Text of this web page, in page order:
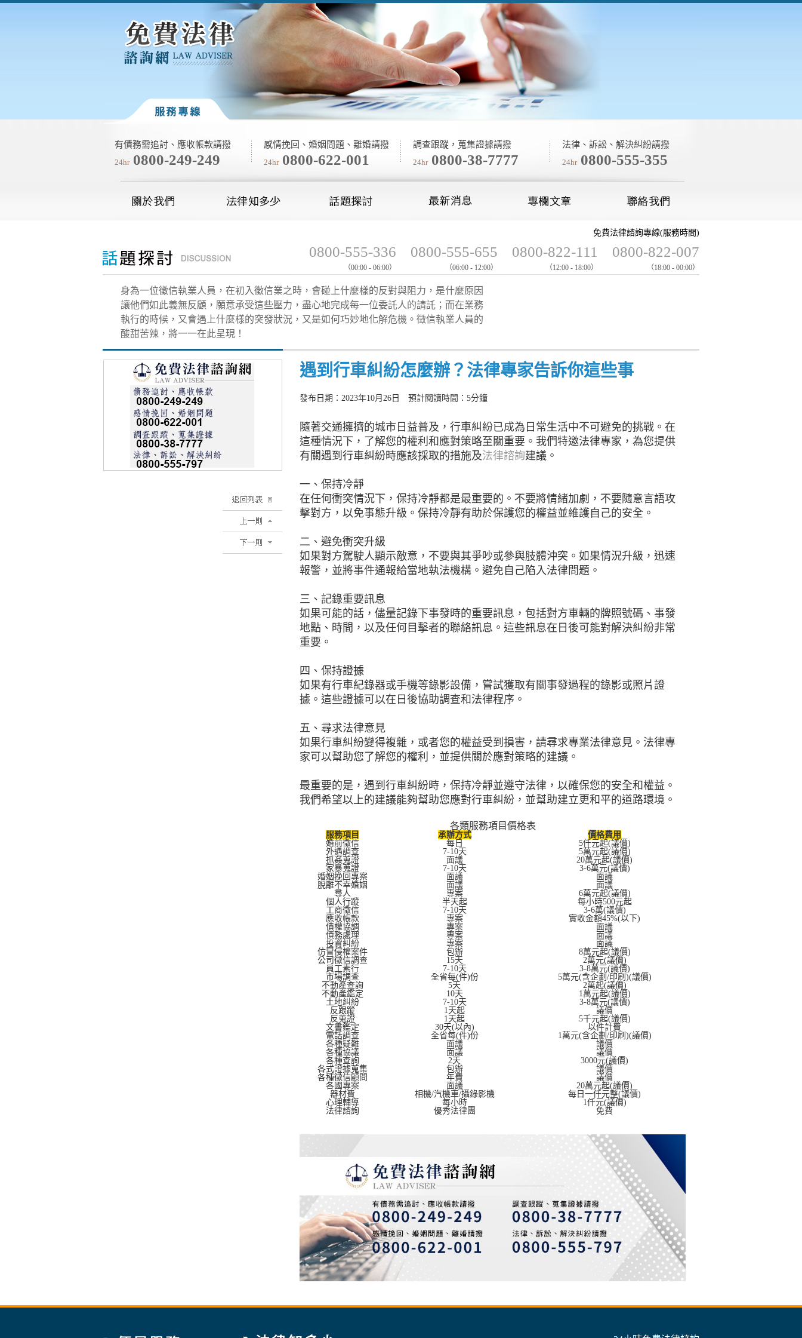
有債務需追討、應收帳款請撥
24hr 0800-249-249
感情挽回、婚姻問題、離婚請撥
24hr 0800-622-001
調查跟蹤，蒐集證據請撥
24hr 0800-38-7777
法律、訴訟、解決糾紛請撥
24hr 0800-555-355
免費法律諮詢專線(服務時間)
0800-555-336
（00:00 - 06:00）
0800-555-655
（06:00 - 12:00）
0800-822-111
（12:00 - 18:00）
0800-822-007
（18:00 - 00:00）
身為一位徵信執業人員，在初入徵信業之時，會碰上什麼樣的反對與阻力，是什麼原因
讓他們如此義無反顧，願意承受這些壓力，盡心地完成每一位委託人的請託；而在業務
執行的時候，又會遇上什麼樣的突發狀況，又是如何巧妙地化解危機。徵信執業人員的
酸甜苦辣，將一一在此呈現！
遇到行車糾紛怎麼辦？法律專家告訴你這些事
發布日期：2023年10月26日 預計閱讀時間：5分鐘
隨著交通擁擠的城市日益普及，行車糾紛已成為日常生活中不可避免的挑戰。在
這種情況下，了解您的權利和應對策略至關重要。我們特邀法律專家，為您提供
有關遇到行車糾紛時應該採取的措施及法律諮詢建議。
一、保持冷靜
在任何衝突情況下，保持冷靜都是最重要的。不要將情緒加劇，不要隨意言語攻
擊對方，以免事態升級。保持冷靜有助於保護您的權益並維護自己的安全。
二、避免衝突升級
如果對方駕駛人顯示敵意，不要與其爭吵或參與肢體沖突。如果情況升級，迅速
報警，並將事件通報給當地執法機構。避免自己陷入法律問題。
三、記錄重要訊息
如果可能的話，儘量記錄下事發時的重要訊息，包括對方車輛的牌照號碼、事發
地點、時間，以及任何目擊者的聯絡訊息。這些訊息在日後可能對解決糾紛非常
重要。
四、保持證據
如果有行車紀錄器或手機等錄影設備，嘗試獲取有關事發過程的錄影或照片證
據。這些證據可以在日後協助調查和法律程序。
五、尋求法律意見
如果行車糾紛變得複雜，或者您的權益受到損害，請尋求專業法律意見。法律專
家可以幫助您了解您的權利，並提供關於應對策略的建議。
最重要的是，遇到行車糾紛時，保持冷靜並遵守法律，以確保您的安全和權益。
我們希望以上的建議能夠幫助您應對行車糾紛，並幫助建立更和平的道路環境。
各類服務項目價格表
服務項目 承辦方式
價格費用
婚前徵信
每日
5仟元起(議價)
外遇調查
7-10天
5萬元起(議價)
抓姦蒐證
面議
20萬元起(議價)
家暴蒐證
7-10天
3-6萬元(議價)
婚姻挽回專案
面議
面議
脫離不幸婚姻
面議
面議
尋人
專案
6萬元起(議價)
個人行蹤
半天起
每小時500元起
工商徵信
7-10天
3-6萬(議價)
應收帳款
專案
實收金額45%(以下)
債權協調
專案
面議
債務處理
專案
面議
投資糾紛
專案
面議
仿冒侵權案件
包辦
8萬元起(議價)
公司徵信調查
15天
2萬元(議價)
員工素行
7-10天
3-8萬元(議價)
市場調查
全省每(件)份
5萬元(含企劃/印刷)(議價)
不動產查詢
5天
2萬起(議價)
不動產鑑定
10天
1萬元起(議價)
土地糾紛
7-10天
3-8萬元(議價)
反跟蹤
1天起
議價
反蒐證
1天起
5千元起(議價)
文書鑑定
30天(以內)
以件計費
電話調查
全省每(件)份
1萬元(含企劃/印刷)(議價)
各種疑難
面議
議價
各種協議
面議
議價
各種查詢
2天
3000元(議價)
各式證據蒐集
包辦
議價
各種徵信顧問
年費
議價
各國專案
面議
20萬元起(議價)
器材費
相機/汽機車/攝錄影機
每日一仟元整(議價)
心理輔導
每小時
1仟元(議價)
法律諮詢
優秀法律團 免費